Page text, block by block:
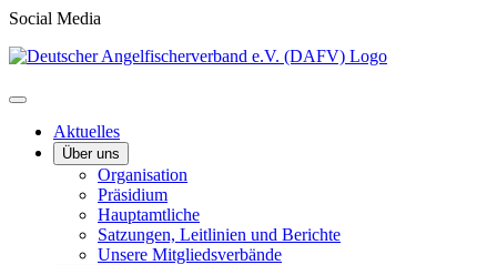
Social Media
Aktuelles
Über uns
Organisation
Präsidium
Hauptamtliche
Satzungen, Leitlinien und Berichte
Unsere Mitgliedsverbände